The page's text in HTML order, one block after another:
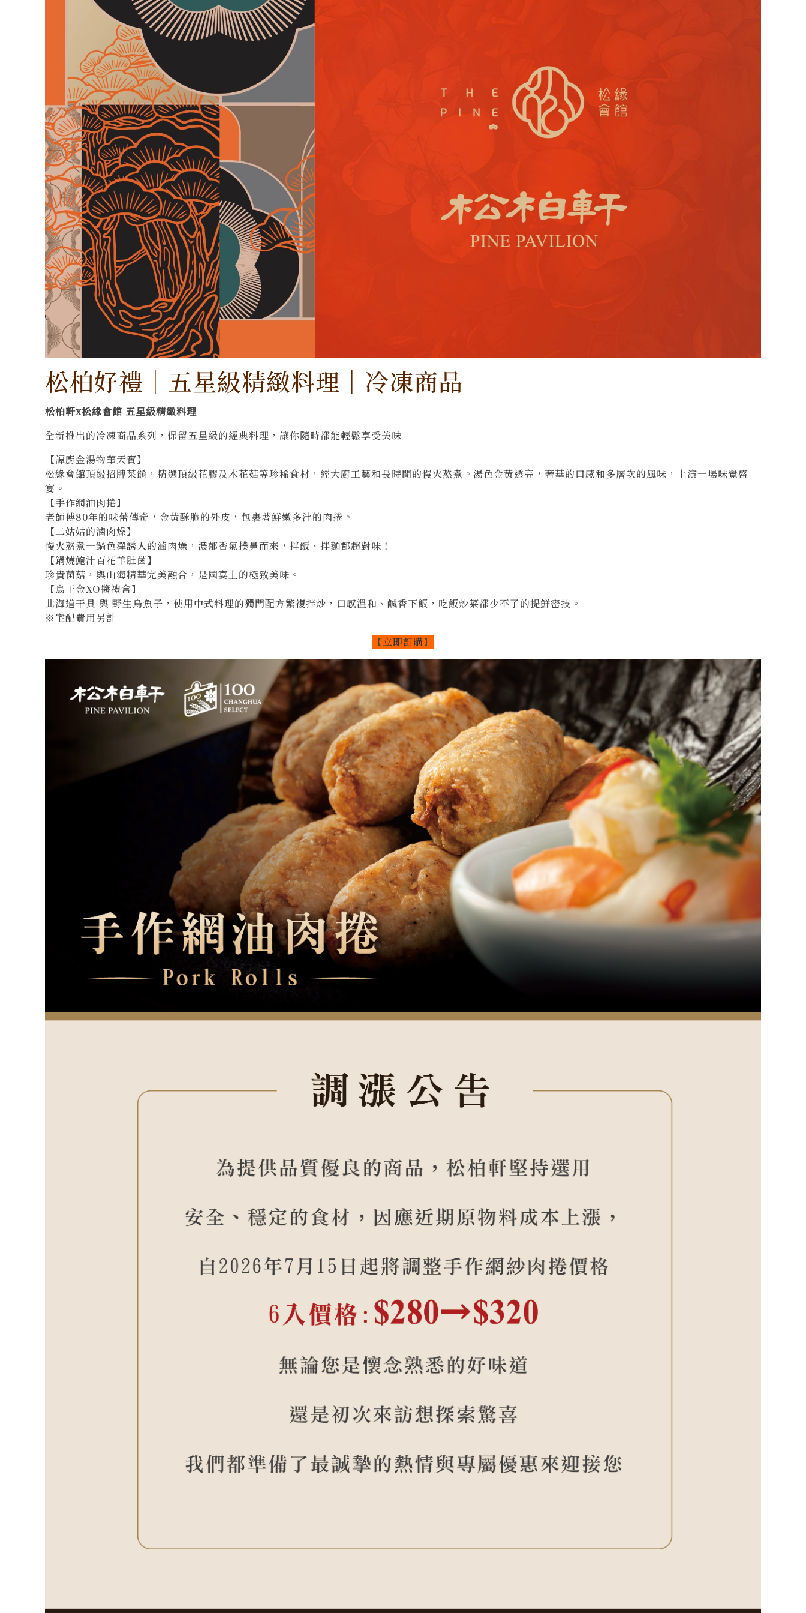
松柏好禮｜五星級精緻料理｜冷凍商品
松柏軒x松緣會館 五星級精緻料理
全新推出的冷凍商品系列 ，保留五星級的經典料理，讓你隨時都能輕鬆享受美味
【譚廚金湯物華天寶】
松緣會館頂級招牌菜餚，精選頂級花膠及木花菇等珍稀食材，經大廚工藝和長時間的慢火熬煮。湯色金黃透亮，奢華的口感和多層次的風味，上演一場味覺盛
宴。
【手作網油肉捲】
老師傅80年的味蕾傳奇，金黃酥脆的外皮，包裹著鮮嫩多汁的肉捲。
【二姑姑的滷肉燥】
慢火熬煮一鍋色澤誘人的滷肉燥，濃郁香氣撲鼻而來，拌飯、拌麵都超對味！
【鍋燒鮑汁百花羊肚菌】
珍貴菌菇，與山海精華完美融合，是國宴上的極致美味。
【烏干金XO醬禮盒】
北海道干貝 與 野生烏魚子 ，使用中式料理的獨門配方繁複拌炒，口感溫和、鹹香下飯，吃飯炒菜都少不了的提鮮密技。
※宅配費用另計
【立即訂購】